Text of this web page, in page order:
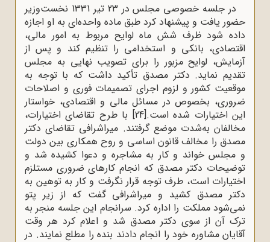
در جلسه خصوصی مجلس در 23 تیر 1331 نخست‌وزیر
حضور یافت و پیشنهاد کرد طبق ماده واحده‌ای به او اجازه
داده شود ظرف شش ماه لوایح مربوط به امور مالی،
اقتصادی، بانکی و استخدامی را تنظیم کند و پس از
آزمایش، لوایح مزبور را برای تصویب نهایی به مجلس
تقدیم نماید. دکتر مصدق تأکید داشت که با توجه به
موقعیت کشور و لزوم اجرای تصمیمات فوری و اصلاحات
ضروری، بخصوص در مسائل مالی و اقتصادی، خواستار
این اختیارات شده است.[24]
با طرح تقاضای اختیارات،
مخالفان به‌شدت موضع گرفتند. میراشرافی تقاضای دکتر
مصدق را مخالف قانون اساسی و روح همکاری بین دولت
و مجلس خواند و کار به مشاجره و دعوا کشیده شد و
توضیحات دکتر مصدق که انجام کارهای ضروری مستلزم
اختیارات است، طرف توجه قرار نگرفت و کار به توهین به
دکتر مصدق کشید و میراشرافی گفت که از زیر پتو
نمی‌شود مملکت را اداره کرد. سرانجام این جلسه منجر به
ترک آن از سوی دکتر مصدق شد و اعلام کرد هر وقت
آقایان مشاوره خود را انجام دادند بنده را مطلع نمایند. در